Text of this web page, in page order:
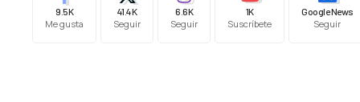
9.5K
Me gusta
41.4K
Seguir
6.6K
Seguir
1K
Suscríbete
Google News
Seguir